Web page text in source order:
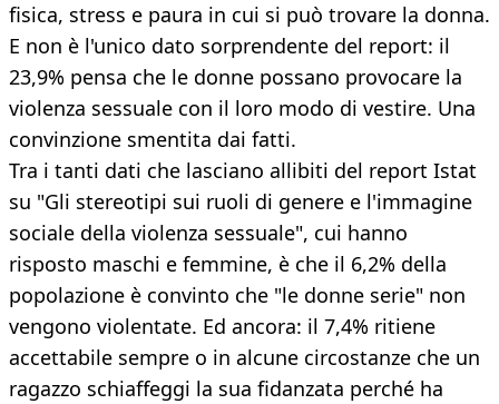
fisica, stress e paura in cui si può trovare la donna.
E non è l'unico dato sorprendente del report: il
23,9% pensa che le donne possano provocare la
violenza sessuale con il loro modo di vestire. Una
convinzione smentita dai fatti.
Tra i tanti dati che lasciano allibiti del report Istat
su "Gli stereotipi sui ruoli di genere e l'immagine
sociale della violenza sessuale", cui hanno
risposto maschi e femmine, è che il 6,2% della
popolazione è convinto che "le donne serie" non
vengono violentate. Ed ancora: il 7,4% ritiene
accettabile sempre o in alcune circostanze che un
ragazzo schiaffeggi la sua fidanzata perché ha